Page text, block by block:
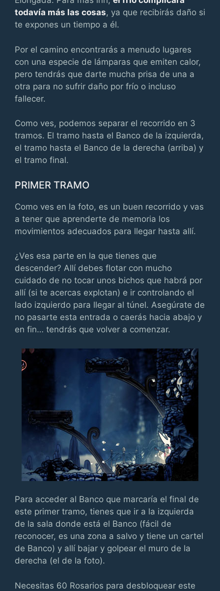
todavía más las cosas, ya que recibirás daño si
te expones un tiempo a él.
Por el camino encontrarás a menudo lugares
con una especie de lámparas que emiten calor,
pero tendrás que darte mucha prisa de una a
otra para no sufrir daño por frío o incluso
fallecer.
Como ves, podemos separar el recorrido en 3
tramos. El tramo hasta el Banco de la izquierda,
el tramo hasta el Banco de la derecha (arriba) y
el tramo final.
PRIMER TRAMO
Como ves en la foto, es un buen recorrido y vas
a tener que aprenderte de memoria los
movimientos adecuados para llegar hasta allí.
¿Ves esa parte en la que tienes que
descender? Allí debes flotar con mucho
cuidado de no tocar unos bichos que habrá por
allí (si te acercas explotan) e ir controlando el
lado izquierdo para llegar al túnel. Asegúrate de
no pasarte esta entrada o caerás hacia abajo y
en fin… tendrás que volver a comenzar.
Para acceder al Banco que marcaría el final de
este primer tramo, tienes que ir a la izquierda
de la sala donde está el Banco (fácil de
reconocer, es una zona a salvo y tiene un cartel
de Banco) y allí bajar y golpear el muro de la
derecha (el de la foto).
Necesitas 60 Rosarios para desbloquear este